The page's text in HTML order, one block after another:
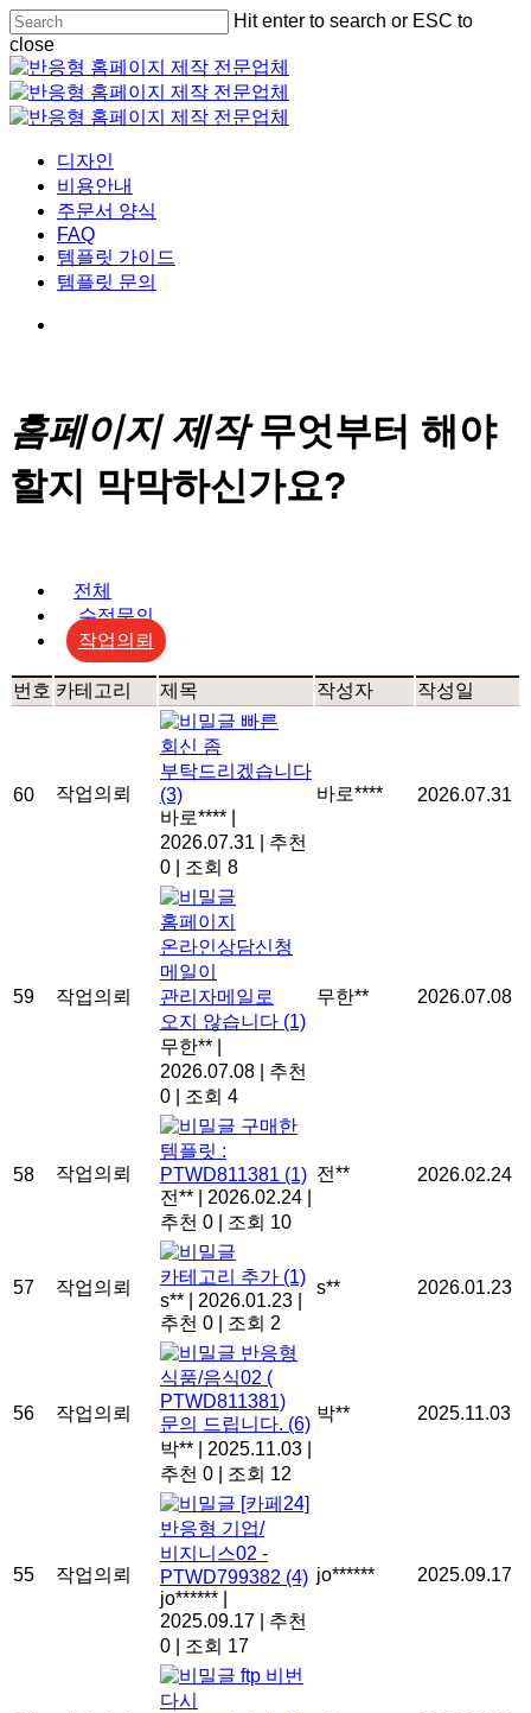
Skip
to
main
content
Hit enter to search or ESC to
close
Close
Search
Menu
디자인
비용안내
주문서 양식
FAQ
템플릿 가이드
템플릿 문의
홈페이지 제작무엇부터 해야
할지 막막하신가요?
전체
수정문의
작업의뢰
번호 카테고리 제목 작성자 작성일
60 작업의뢰
빠른
회신 좀
부탁드리겠습니다
(3)
바로****
2026.07.31
추천
0
조회 8
바로**** 2026.07.31
59 작업의뢰
홈페이지
온라인상담신청
메일이
관리자메일로
오지 않습니다 (1)
무한**
2026.07.08
추천
0
조회 4
무한** 2026.07.08
58 작업의뢰
구매한
템플릿 :
PTWD811381 (1)
전**
2026.02.24
추천 0
조회 10
전** 2026.02.24
57 작업의뢰
카테고리 추가 (1)
s**
2026.01.23
추천 0
조회 2
s** 2026.01.23
56 작업의뢰
반응형
식품/음식02 (
PTWD811381)
문의 드립니다. (6)
박**
2025.11.03
추천 0
조회 12
박** 2025.11.03
55 작업의뢰
[카페24]
반응형 기업/
비지니스02 -
PTWD799382 (4)
jo******
2025.09.17
추천
0
조회 17
jo****** 2025.09.17
ftp 비번
다시